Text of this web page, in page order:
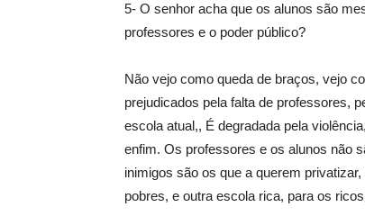
5- O senhor acha que os alunos são
professores e o poder público?
Não vejo como queda de braços, vejo
prejudicados pela falta de professores,
escola atual,, É degradada pela
enfim. Os professores e os alunos não
inimigos são os que a querem
pobres, e outra escola rica, para os